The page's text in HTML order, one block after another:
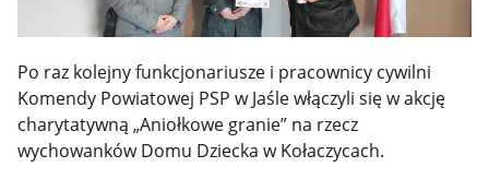
Po raz kolejny funkcjonariusze i pracownicy cywilni
Komendy Powiatowej PSP w Jaśle włączyli się w akcję
charytatywną „Aniołkowe granie” na rzecz
wychowanków Domu Dziecka w Kołaczycach.